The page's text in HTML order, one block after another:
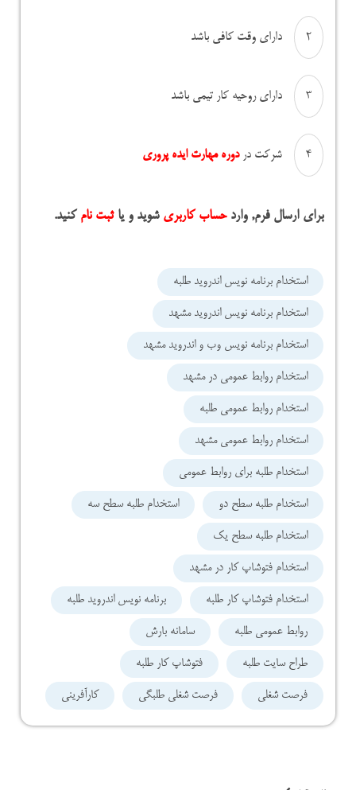
دارای وقت کافی باشد
دارای روحیه کار تیمی باشد
شرکت در دوره مهارت ایده پروری
برای ارسال فرم, واردحساب کاربری شوید و یاثبت نام کنید.
استخدام برنامه نویس اندروید طلبه
استخدام برنامه نویس اندروید مشهد
استخدام برنامه نویس وب و اندروید مشهد
استخدام روابط عمومی در مشهد
استخدام روابط عمومی طلبه
استخدام روابط عمومی مشهد
استخدام طلبه برای روابط عمومی
استخدام طلبه سطح دو استخدام طلبه سطح سه
استخدام طلبه سطح یک
استخدام فتوشاپ کار در مشهد
استخدام فتوشاپ کار طلبه برنامه نویس اندروید طلبه
روابط عمومی طلبه سامانه بارش
طراح سایت طلبه فتوشاپ کار طلبه
فرصت شغلی فرصت شغلی طلبگی کارآفرینی